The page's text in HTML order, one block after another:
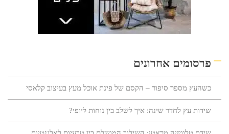
פרסומים אחרונים
כשהעץ מספר סיפור – הקסם של פינת אוכל מעץ בעיצוב קלאסי
שידות עץ לחדר שינה: איך לשלב בין נוחות ליופי?